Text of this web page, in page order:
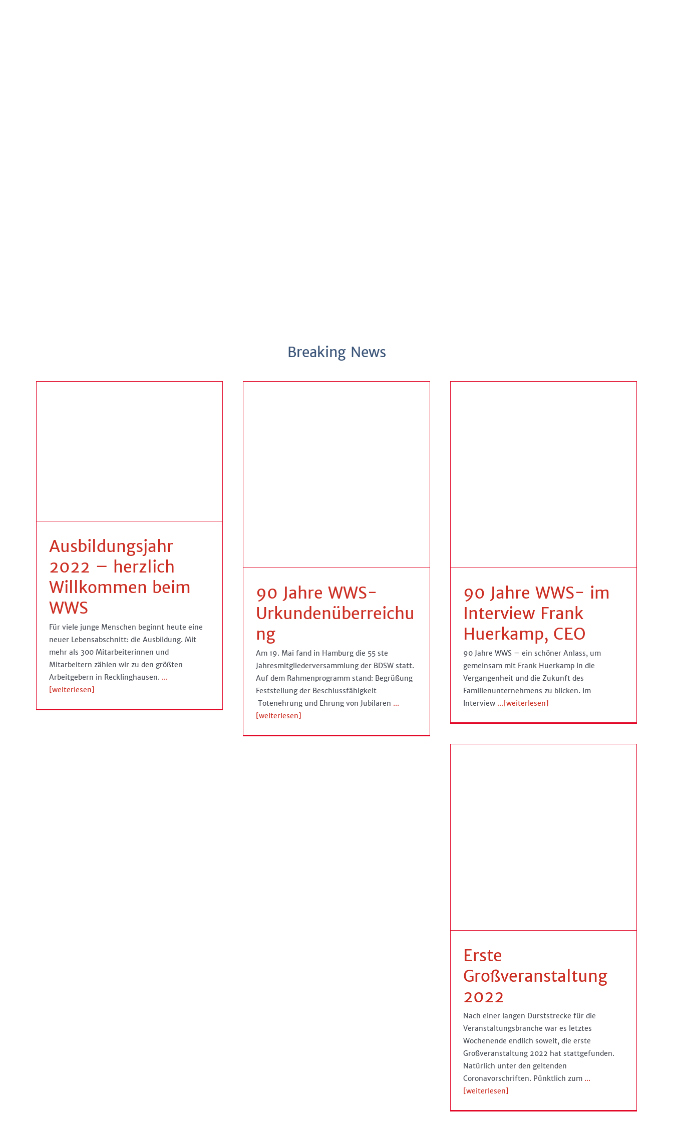
Breaking News
Ausbildungsjahr
2022 – herzlich
Willkommen beim
WWS
Für viele junge Menschen beginnt heute eine
neuer Lebensabschnitt: die Ausbildung. Mit
mehr als 300 Mitarbeiterinnen und
Mitarbeitern zählen wir zu den größten
Arbeitgebern in Recklinghausen. ...
[weiterlesen]
90 Jahre WWS-
Urkundenüberreichu
ng
Am 19. Mai fand in Hamburg die 55 ste
Jahresmitgliederversammlung der BDSW statt.
Auf dem Rahmenprogramm stand: Begrüßung
Feststellung der Beschlussfähigkeit
Totenehrung und Ehrung von Jubilaren ...
[weiterlesen]
90 Jahre WWS- im
Interview Frank
Huerkamp, CEO
90 Jahre WWS – ein schöner Anlass, um
gemeinsam mit Frank Huerkamp in die
Vergangenheit und die Zukunft des
Familienunternehmens zu blicken. Im
Interview...[weiterlesen]
Erste
Großveranstaltung
2022
Nach einer langen Durststrecke für die
Veranstaltungsbranche war es letztes
Wochenende endlich soweit, die erste
Großveranstaltung 2022 hat stattgefunden.
Natürlich unter den geltenden
Coronavorschriften. Pünktlich zum...
[weiterlesen]